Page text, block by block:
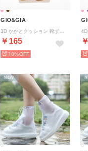
GIO&GIA
￥165
70%
NEW